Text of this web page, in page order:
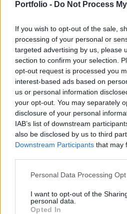
Portfolio - Do Not Process
If you wish to opt-out of the sale,
processing of your personal or
targeted advertising by us, please
section to confirm your selection.
opt-out request is processed you
interest-based ads based on
us or personal information
your opt-out. You may separately
disclosure of your personal
IAB’s list of downstream
also be disclosed by us to third
Downstream Participants that may
Personal Data Processing
I want to opt-out of the
personal data.
Opted In
2026. 05. 12. 02:17
A magyar euró!
2026. 05. 18. 15:47
Infláció%
2021. 11. 25. 07:14
Raiffeisen Bank International
Környezetvédelem